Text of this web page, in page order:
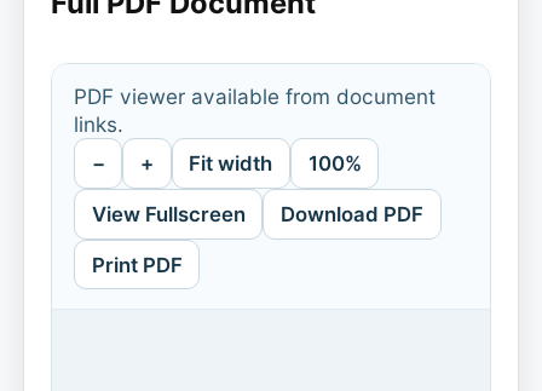
PDF viewer available from document
links.
− + Fit width 100%
View Fullscreen Download PDF
Print PDF